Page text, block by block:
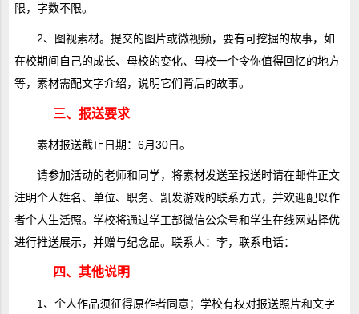
限，字数不限。
2、图视素材。提交的图片或微视频，要有可挖掘的故事，如
在校期间自己的成长、母校的变化、母校一个令你值得回忆的地方
等，素材需配文字介绍，说明它们背后的故事。
三、报送要求
素材报送截止日期：6月30日。
请参加活动的老师和同学，将素材发送至报送时请在邮件正文
注明个人姓名、单位、职务、凯发游戏的联系方式，并欢迎配以作
者个人生活照。学校将通过学工部微信公众号和学生在线网站择优
进行推送展示，并赠与纪念品。联系人：李，联系电话：
四、其他说明
1、个人作品须征得原作者同意；学校有权对报送照片和文字